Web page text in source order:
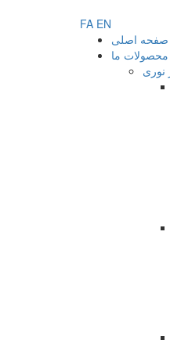
FA EN
صفحه اصلی
محصولات ما
نوری